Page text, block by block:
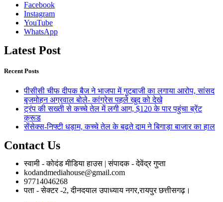
Facebook
Instagram
YouTube
WhatsApp
Latest Post
Recent Posts
पीसीसी चीफ दीपक बैज ने भाजपा में गुटबाजी का लगाया आरोप, सांसद
बृजमोहन अग्रवाल बोले- कांग्रेस पहले खुद को देखे
ट्रंप की सख्ती से कच्चे तेल में लगी आग, $120 के पार पहुंचा ब्रेंट
क्रूड
सेंसेक्स-निफ्टी धड़ाम, कच्चे तेल के बढ़ते दाम ने बिगाड़ा बाजार का हाल
Contact Us
स्वामी - कोदंड मीडिया हाउस | संपादक - देवेंद्र गुप्ता
kodandmediahouse@gmail.com
97714046268
पता - सेक्टर -2, दीनदयाल उपाध्याय नगर,रायपुर छत्तीसगढ़।